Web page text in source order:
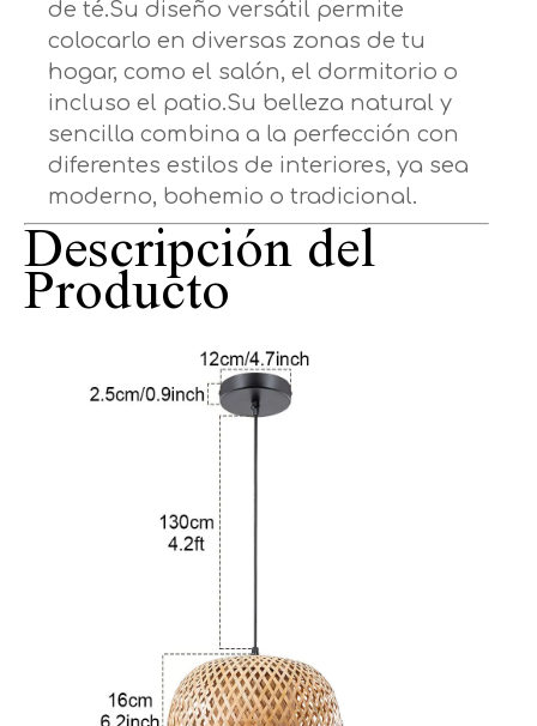
de té.Su diseño versátil permite
colocarlo en diversas zonas de tu
hogar, como el salón, el dormitorio o
incluso el patio.Su belleza natural y
sencilla combina a la perfección con
diferentes estilos de interiores, ya sea
moderno, bohemio o tradicional.
Descripción del
Producto